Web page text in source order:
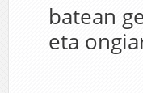
batean
eta